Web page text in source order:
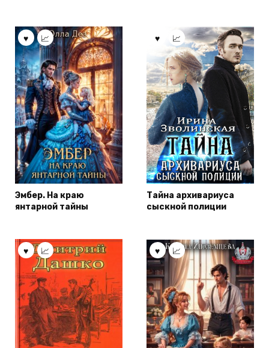
Эмбер. На краю
янтарной тайны
Тайна архивариуса
сыскной полиции